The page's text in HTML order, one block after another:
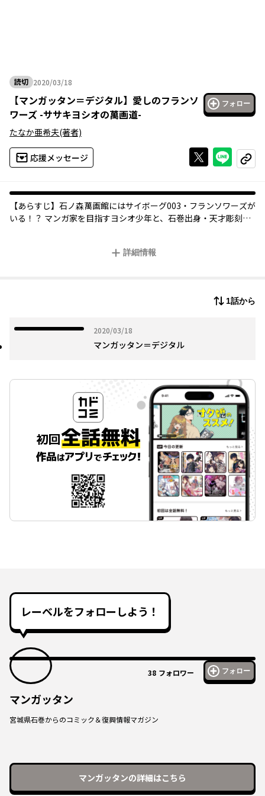
読切 2020/03/18
2020年03月18日
【マンガッタン＝デジタル】 愛しのフランソ
ワーズ -ササキヨシオの萬画道-
フォロー
たなか亜希夫(著者)
応援メッセージ Xで投稿する
ライン
コピー
【あらすじ】石ノ森萬画館にはサイボーグ003・フランソワーズが
いる！？ マンガ家を目指すヨシオ少年と、石巻出身・天才彫刻
●プロフィール：1956（昭和31）年生まれ。宮城県石巻市出身。
ス」（原作：狩撫麻礼）、南回帰線（原作： 中上健次）、「軍
ど。石巻を舞台にした「リバーエンドカフェ」（漫画アクショ
詳細情報
1話から
2020/03/18
2020年03月18日
マンガッタン＝デジタル
レーベルをフォローしよう！
38 フォロワー フォロー
マンガッタン
宮城県石巻からのコミック＆復興情報マガジン
マンガッタンの詳細はこちら